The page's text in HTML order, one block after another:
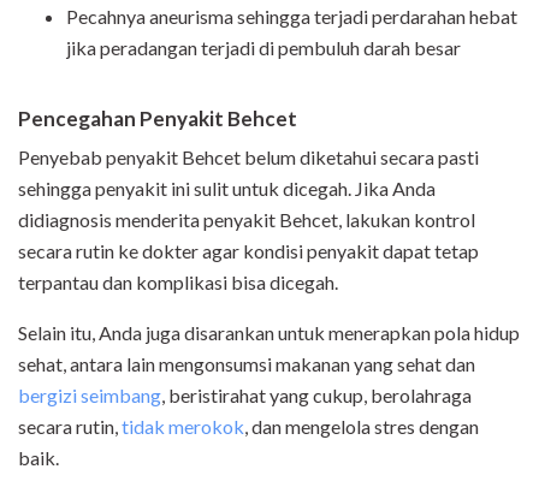
Pecahnya aneurisma sehingga terjadi perdarahan hebat
jika peradangan terjadi di pembuluh darah besar
Pencegahan Penyakit Behcet
Penyebab penyakit Behcet belum diketahui secara pasti
sehingga penyakit ini sulit untuk dicegah. Jika Anda
didiagnosis menderita penyakit Behcet, lakukan kontrol
secara rutin ke dokter agar kondisi penyakit dapat tetap
terpantau dan komplikasi bisa dicegah.
Selain itu, Anda juga disarankan untuk menerapkan pola hidup
sehat, antara lain mengonsumsi makanan yang sehat dan
bergizi seimbang, beristirahat yang cukup, berolahraga
secara rutin,tidak merokok, dan mengelola stres dengan
baik.